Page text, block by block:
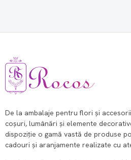
De la ambalaje pentru flori și
coșuri, lumânări și elemente
dispoziție o gamă vastă de produse
cadouri și aranjamente realizate cu